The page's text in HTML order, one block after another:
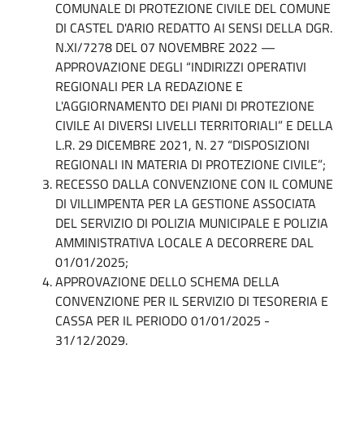
COMUNALE DI PROTEZIONE CIVILE DEL COMUNE
DI CASTEL D'ARIO REDATTO AI SENSI DELLA DGR.
N.XI/7278 DEL 07 NOVEMBRE 2022 —
APPROVAZIONE DEGLI “INDIRIZZI OPERATIVI
REGIONALI PER LA REDAZIONE E
L'AGGIORNAMENTO DEI PIANI DI PROTEZIONE
CIVILE AI DIVERSI LIVELLI TERRITORIALI” E DELLA
L.R. 29 DICEMBRE 2021, N. 27 “DISPOSIZIONI
REGIONALI IN MATERIA DI PROTEZIONE CIVILE”;
RECESSO DALLA CONVENZIONE CON IL COMUNE
DI VILLIMPENTA PER LA GESTIONE ASSOCIATA
DEL SERVIZIO DI POLIZIA MUNICIPALE E POLIZIA
AMMINISTRATIVA LOCALE A DECORRERE DAL
01/01/2025;
APPROVAZIONE DELLO SCHEMA DELLA
CONVENZIONE PER IL SERVIZIO DI TESORERIA E
CASSA PER IL PERIODO 01/01/2025 -
31/12/2029.